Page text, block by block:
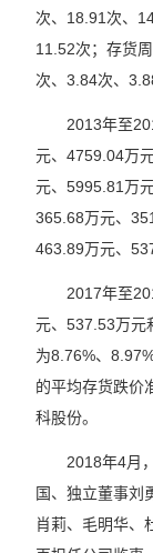
次、18.91次、
11.52次；存货
次、3.84次、
2013年至
元、4759.04万
元、5995.81万
365.68万元、
463.89万元、
2017年至
元、537.53万元
为8.76%、
的平均存货跌价
科股份。
2018年4月，
国、独立董事刘
肖莉、毛明华、